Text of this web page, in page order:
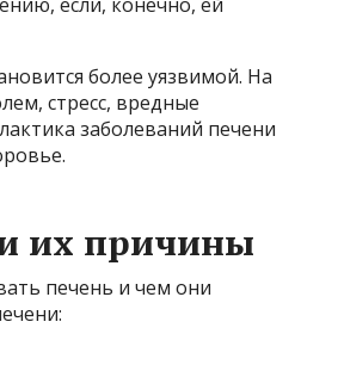
более уязвимой. На
стресс, вредные
заболеваний печени
их причины
печень и чем они